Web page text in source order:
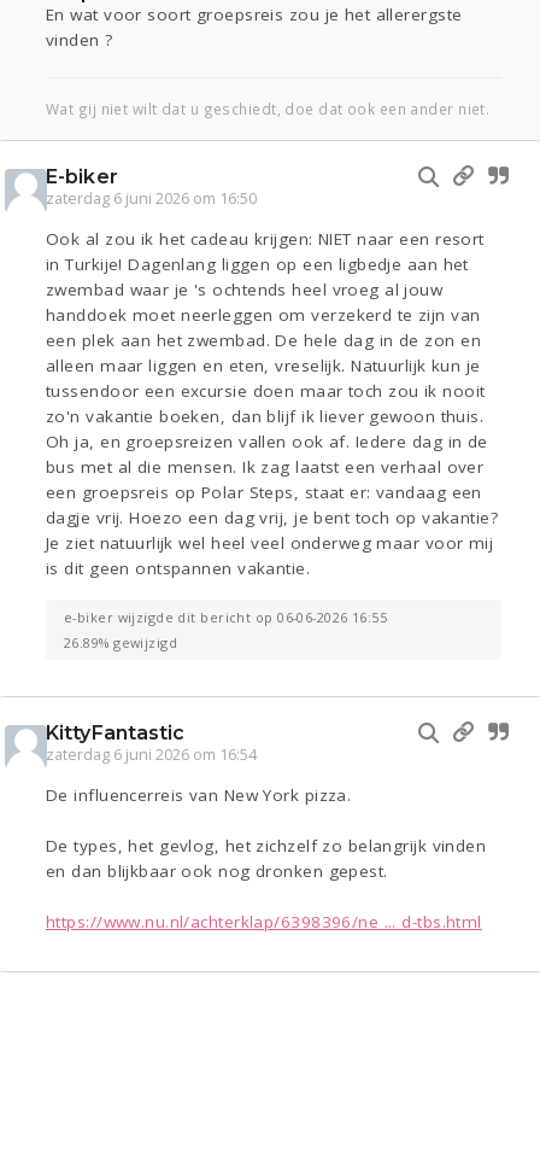
En wat voor soort groepsreis zou je het allerergste
vinden ?
Wat gij niet wilt dat u geschiedt, doe dat ook een ander niet.
E-biker
zaterdag 6 juni 2026 om 16:50
Ook al zou ik het cadeau krijgen: NIET naar een resort
in Turkije! Dagenlang liggen op een ligbedje aan het
zwembad waar je 's ochtends heel vroeg al jouw
handdoek moet neerleggen om verzekerd te zijn van
een plek aan het zwembad. De hele dag in de zon en
alleen maar liggen en eten, vreselijk. Natuurlijk kun je
tussendoor een excursie doen maar toch zou ik nooit
zo'n vakantie boeken, dan blijf ik liever gewoon thuis.
Oh ja, en groepsreizen vallen ook af. Iedere dag in de
bus met al die mensen. Ik zag laatst een verhaal over
een groepsreis op Polar Steps, staat er: vandaag een
dagje vrij. Hoezo een dag vrij, je bent toch op vakantie?
Je ziet natuurlijk wel heel veel onderweg maar voor mij
is dit geen ontspannen vakantie.
e-biker wijzigde dit bericht op 06-06-2026 16:55
26.89% gewijzigd
KittyFantastic
zaterdag 6 juni 2026 om 16:54
De influencerreis van New York pizza.
De types, het gevlog, het zichzelf zo belangrijk vinden
en dan blijkbaar ook nog dronken gepest.
https://www.nu.nl/achterklap/6398396/ne ... d-tbs.html